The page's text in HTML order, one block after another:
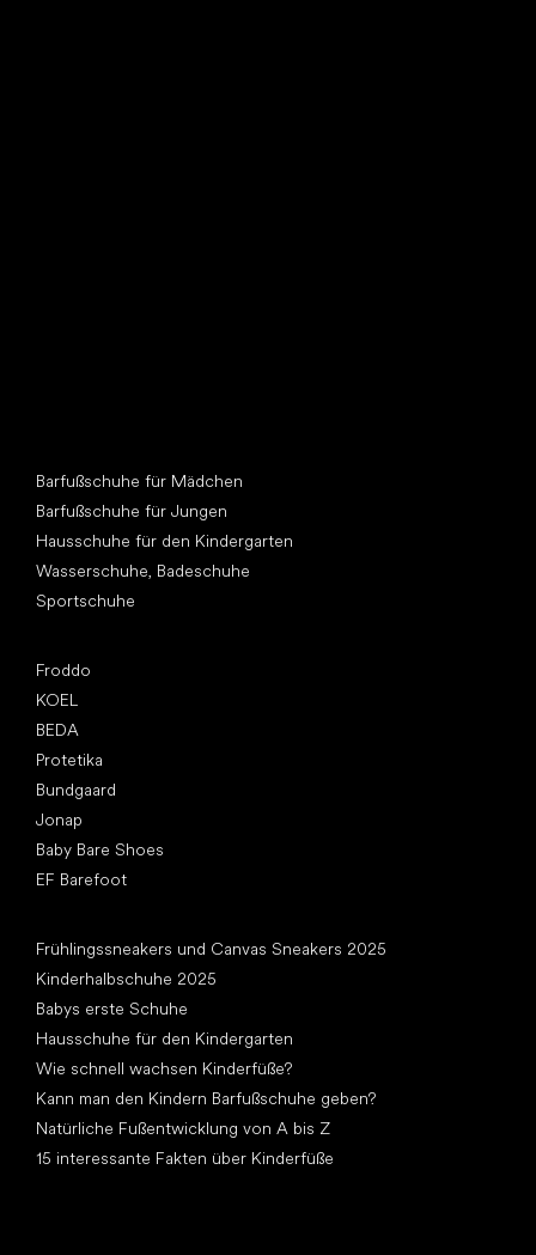
Barfußschuhe für Mädchen
Barfußschuhe für Jungen
Hausschuhe für den Kindergarten
Wasserschuhe, Badeschuhe
Sportschuhe
Froddo
KOEL
BEDA
Protetika
Bundgaard
Jonap
Baby Bare Shoes
EF Barefoot
Frühlingssneakers und Canvas Sneakers 2025
Kinderhalbschuhe 2025
Babys erste Schuhe
Hausschuhe für den Kindergarten
Wie schnell wachsen Kinderfüße?
Kann man den Kindern Barfußschuhe geben?
Natürliche Fußentwicklung von A bis Z
15 interessante Fakten über Kinderfüße